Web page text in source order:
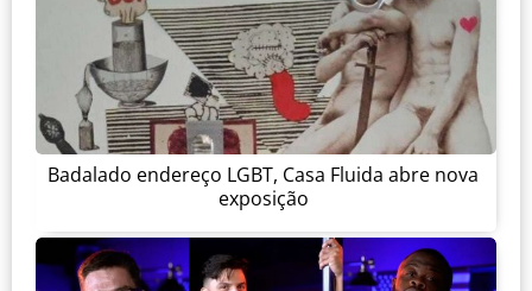
Badalado endereço LGBT, Casa Fluida abre nova
exposição